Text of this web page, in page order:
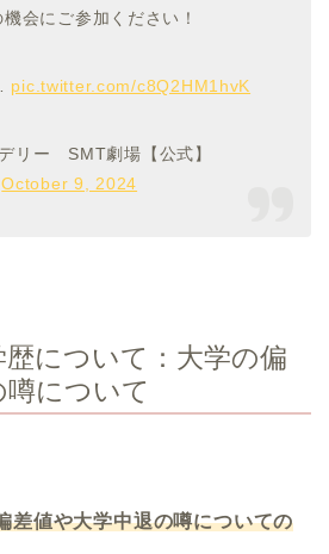
会にご参加ください！
pic.twitter.com/c8Q2HM1hvK
リー SMT劇場【公式】
October 9, 2024
について：大学の偏
について
差値や大学中退の噂についての